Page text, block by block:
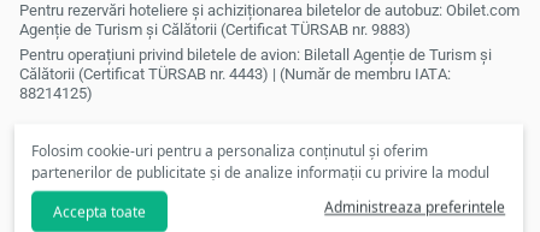
Folosim cookie-uri pentru a personaliza conținutul și oferim
partenerilor de publicitate și de analize informații cu privire la modul
în care folosiți site-ul nostru. În conformitate cu preferințele dvs., nu
vom putea să vă punem la dispoziție cookie-uri personalizate și
Accepta toate Administreaza preferintele
Pentru rezervări hoteliere și achiziționarea biletelor de autobuz: Obilet.com
Agenție de Turism și Călătorii (Certificat TÜRSAB nr. 9883)
Pentru operațiuni privind biletele de avion: Biletall Agenție de Turism și
Călătorii (Certificat TÜRSAB nr. 4443) | (Număr de membru IATA:
88214125)